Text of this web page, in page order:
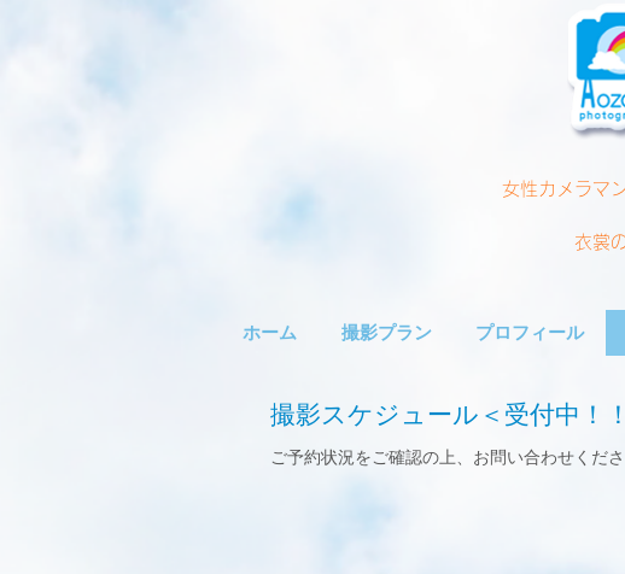
女性カメラマ
衣裳
ホーム 撮影プラン プロフィール
撮影スケジュール＜受付中！
ご予約状況をご確認の上、お問い合わせくだ